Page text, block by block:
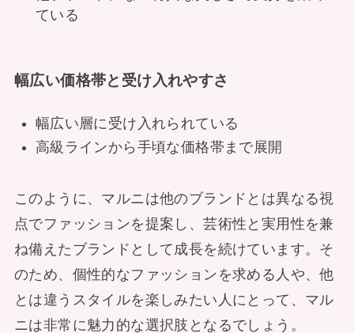
ている
幅広い価格帯と受け入れやすさ
幅広い層に受け入れられている
高級ラインから手頃な価格帯まで展開
このように、マルニは他のブランドとは異なる視
点でファッションを提案し、芸術性と実用性を兼
ね備えたブランドとして成長を続けています。そ
のため、個性的なファッションを求める人や、他
とは違うスタイルを楽しみたい人にとって、マル
ニは非常に魅力的な選択肢となるでしょう。